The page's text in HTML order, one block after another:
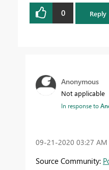
0 Reply
Anonymous
Not applicable
In response to
‎09-21-2020 03:27 AM
Source Community: